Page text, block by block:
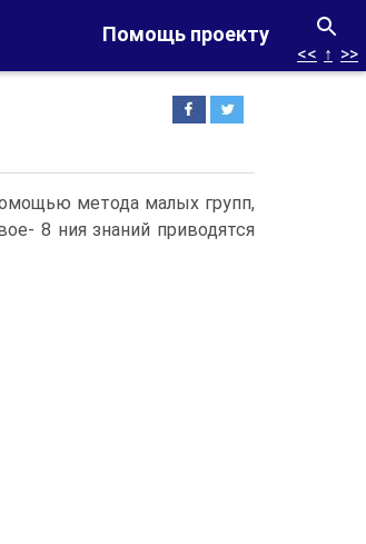
Помощь проекту
<< ↑ >>
метода малых групп,
8 ния знаний приводятся